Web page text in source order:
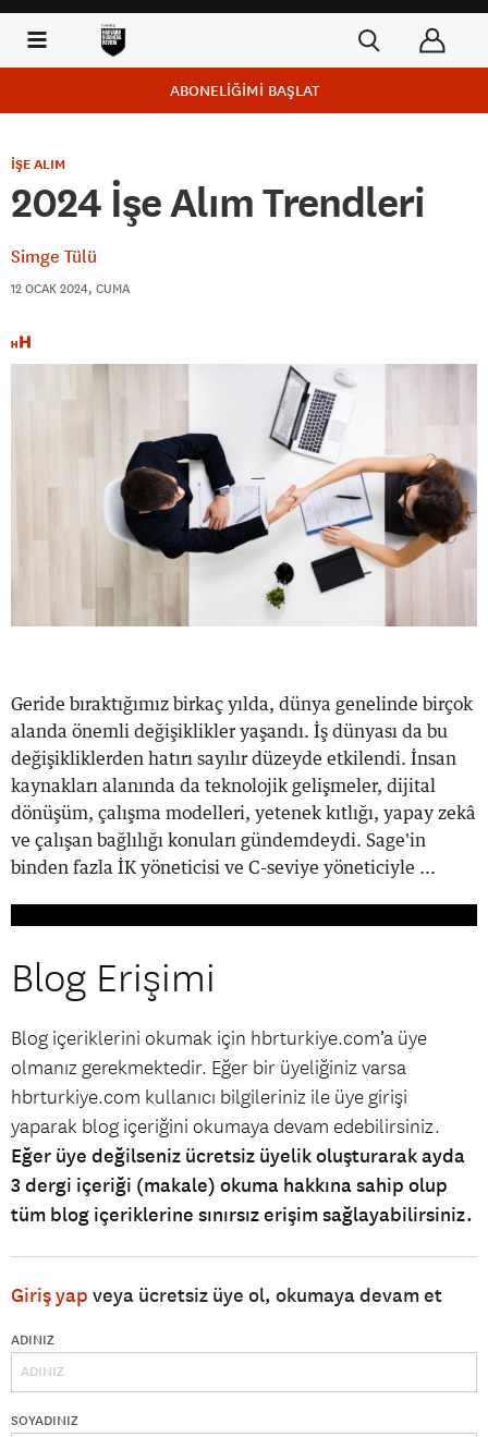
ABONELİĞİMİ BAŞLAT
İŞE ALIM
2024 İşe Alım Trendleri
Simge Tülü
12 OCAK 2024, CUMA
Geride bıraktığımız birkaç yılda, dünya genelinde birçok
alanda önemli değişiklikler yaşandı. İş dünyası da bu
değişikliklerden hatırı sayılır düzeyde etkilendi. İnsan
kaynakları alanında da teknolojik gelişmeler, dijital
dönüşüm, çalışma modelleri, yetenek kıtlığı, yapay zekâ
ve çalışan bağlılığı konuları gündemdeydi. Sage'in
binden fazla İK yöneticisi ve C-seviye yöneticiyle ...
Blog Erişimi
Blog içeriklerini okumak için hbrturkiye.com’a üye
olmanız gerekmektedir. Eğer bir üyeliğiniz varsa
hbrturkiye.com kullanıcı bilgileriniz ile üye girişi
yaparak blog içeriğini okumaya devam edebilirsiniz.
Eğer üye değilseniz ücretsiz üyelik oluşturarak ayda
3 dergi içeriği (makale) okuma hakkına sahip olup
tüm blog içeriklerine sınırsız erişim sağlayabilirsiniz.
Giriş yap veya ücretsiz üye ol, okumaya devam et
ADINIZ
SOYADINIZ